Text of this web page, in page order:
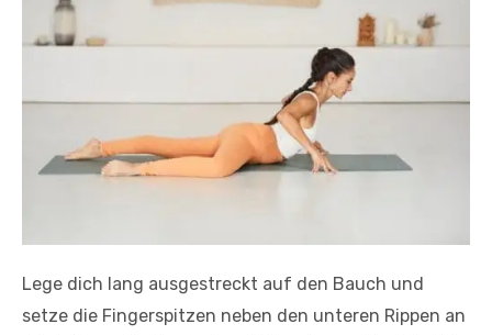
Lege dich lang ausgestreckt auf den Bauch und
setze die Fingerspitzen neben den unteren Rippen an